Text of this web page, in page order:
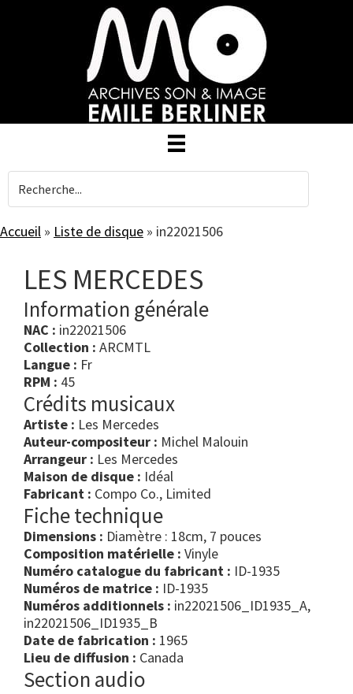
Accueil » Liste de disque » in22021506
LES MERCEDES
Information générale
NAC : in22021506
Collection : ARCMTL
Langue : Fr
RPM : 45
Crédits musicaux
Artiste : Les Mercedes
Auteur-compositeur : Michel Malouin
Arrangeur : Les Mercedes
Maison de disque : Idéal
Fabricant : Compo Co., Limited
Fiche technique
Dimensions : Diamètre : 18cm, 7 pouces
Composition matérielle : Vinyle
Numéro catalogue du fabricant : ID-1935
Numéros de matrice : ID-1935
Numéros additionnels : in22021506_ID1935_A,
in22021506_ID1935_B
Date de fabrication : 1965
Lieu de diffusion : Canada
Section audio